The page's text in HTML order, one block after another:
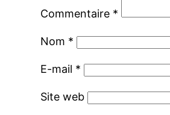
Commentaire *
Nom *
E-mail *
Site web